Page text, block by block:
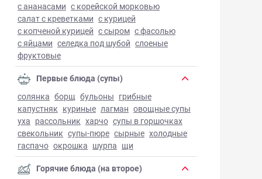
с ананасами с корейской морковью
салат с креветками с курицей
с копченой курицей с сыром с фасолью
с яйцами селедка под шубой слоеные
фруктовые
Первые блюда (супы)
солянка борщ бульоны грибные
капустняк куриные лагман овощные супы
уха рассольник харчо супы в горшочках
свекольник супы-пюре сырные холодные
гаспачо окрошка шурпа щи
Горячие блюда (на второе)